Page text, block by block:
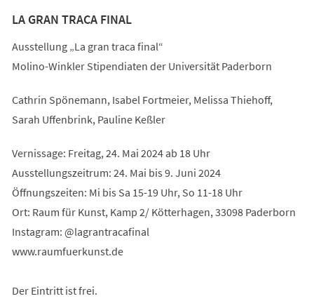
LA GRAN TRACA FINAL
Ausstellung „La gran traca final“
Molino-Winkler Stipendiaten der Universität Paderborn
Cathrin Spönemann, Isabel Fortmeier, Melissa Thiehoff,
Sarah Uffenbrink, Pauline Keßler
Vernissage: Freitag, 24. Mai 2024 ab 18 Uhr
Ausstellungszeitrum: 24. Mai bis 9. Juni 2024
Öffnungszeiten: Mi bis Sa 15-19 Uhr, So 11-18 Uhr
Ort: Raum für Kunst, Kamp 2/ Kötterhagen, 33098 Paderborn
Instagram: @lagrantracafinal
www.raumfuerkunst.de
Der Eintritt ist frei.